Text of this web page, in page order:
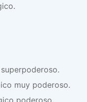
muy poderoso.
poderoso.